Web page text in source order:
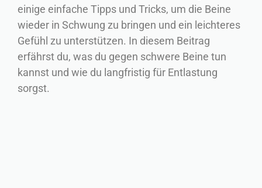
einige einfache Tipps und Tricks, um die Beine
wieder in Schwung zu bringen und ein leichteres
Gefühl zu unterstützen. In diesem Beitrag
erfährst du, was du gegen schwere Beine tun
kannst und wie du langfristig für Entlastung
sorgst.